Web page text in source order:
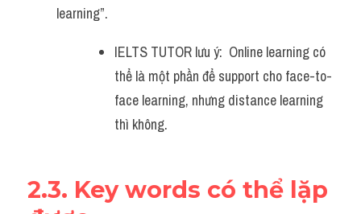
learning”.
IELTS TUTOR lưu ý:  Online learning có
thể là một phần để support cho face-to-
face learning, nhưng distance learning
thì không.
2.3. Key words có thể lặp